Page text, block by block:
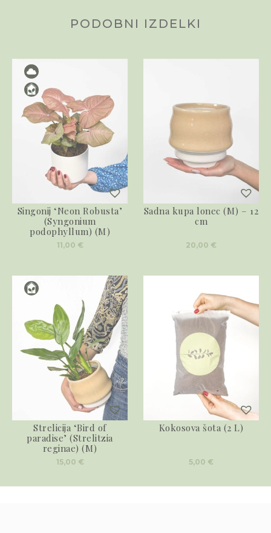
PODOBNI IZDELKI
Singonij ‘Neon Robusta’
(Syngonium
podophyllum) (M)
11,00 €
Sadna kupa lonec (M) – 12
cm
20,00 €
Strelicija ‘Bird of
paradise’ (Strelitzia
reginae) (M)
15,00 €
Kokosova šota (2 L)
5,00 €